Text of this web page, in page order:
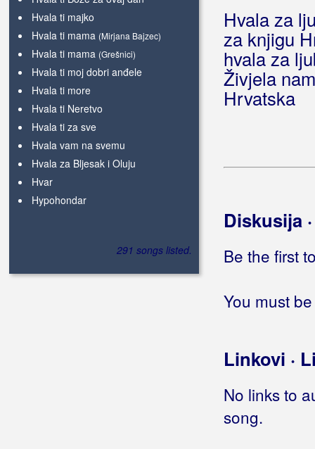
Hvala ti majko
Hvala ti mama (Mirjana Bajzec)
Hvala ti mama (Grešnici)
Hvala ti moj dobri anđele
Hvala ti more
Hvala ti Neretvo
Hvala ti za sve
Hvala vam na svemu
Hvala za Bljesak i Oluju
Hvar
Hypohondar
291 songs listed.
Hvala za
za knjigu
hvala za
Živjela
Hrvatska
Diskusija
Be the first
You must
Linkovi ·
No links to
song.